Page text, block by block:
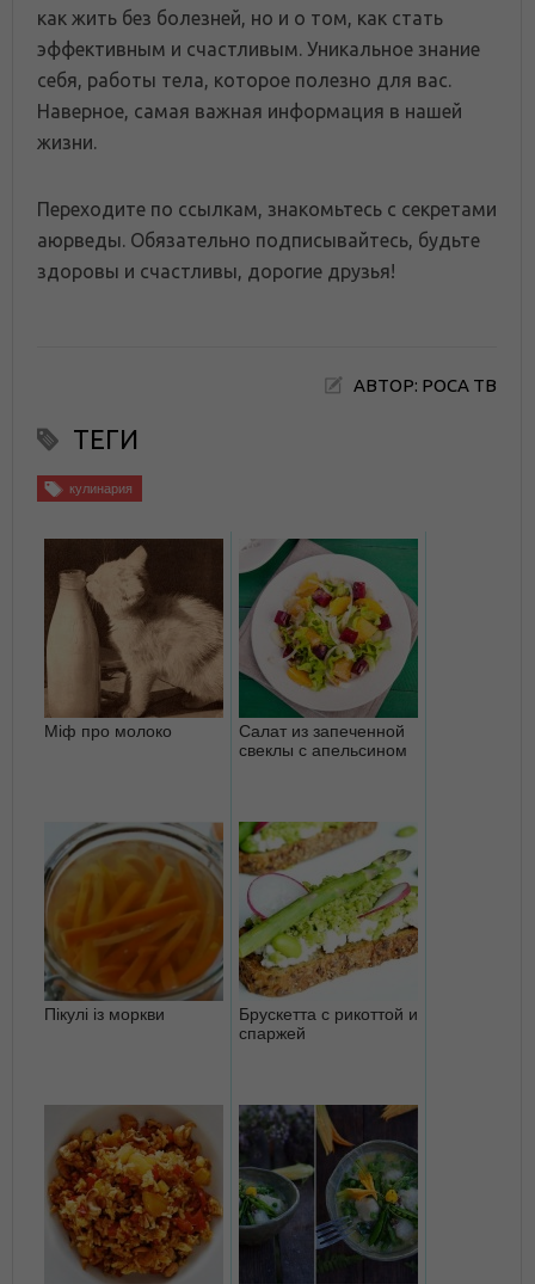
как жить без болезней, но и о том, как стать
эффективным и счастливым. Уникальное знание
себя, работы тела, которое полезно для вас.
Наверное, самая важная информация в нашей
жизни.
Переходите по ссылкам, знакомьтесь с секретами
аюрведы. Обязательно подписывайтесь, будьте
здоровы и счастливы, дорогие друзья!
АВТОР: РОСА ТВ
ТЕГИ
кулинария
Міф про молоко
Салат из запеченной
свеклы с апельсином
Пікулі із моркви
Брускетта с рикоттой и
спаржей